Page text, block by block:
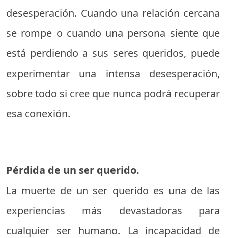
desesperación. Cuando una relación cercana
se rompe o cuando una persona siente que
está perdiendo a sus seres queridos, puede
experimentar una intensa desesperación,
sobre todo si cree que nunca podrá recuperar
esa conexión.
Pérdida de un ser querido.
La muerte de un ser querido es una de las
experiencias más devastadoras para
cualquier ser humano. La incapacidad de